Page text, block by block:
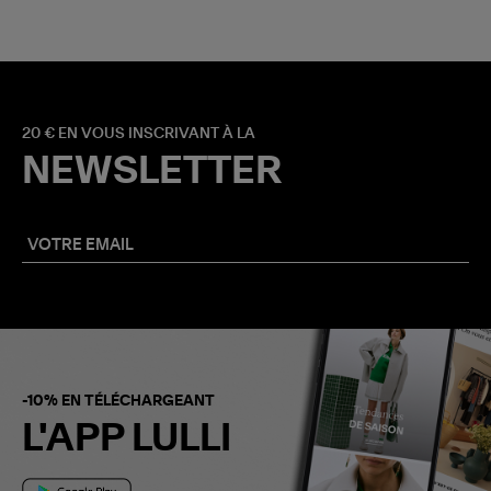
20 € EN VOUS INSCRIVANT À LA
NEWSLETTER
-10% EN TÉLÉCHARGEANT
L'APP LULLI